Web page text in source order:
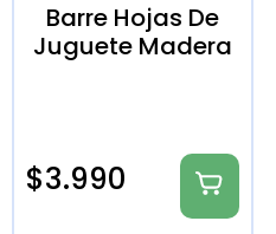
Barre Hojas De
Juguete Madera
$3.990